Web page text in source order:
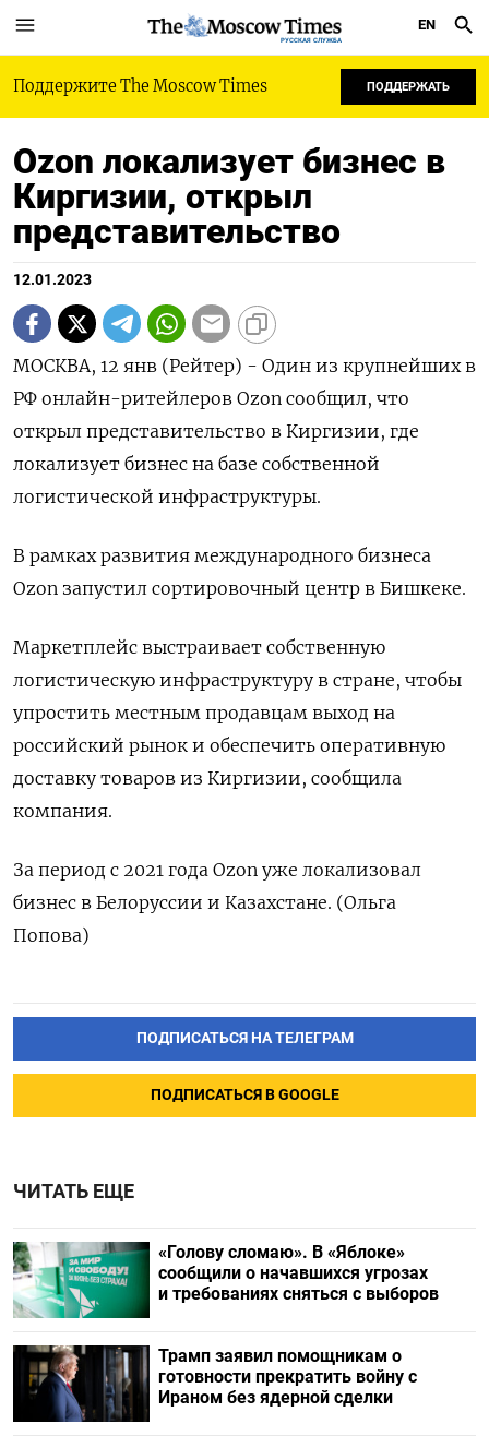
РУССКАЯ СЛУЖБА
EN
Поддержите The Moscow Times ПОДДЕРЖАТЬ
Ozon локализует бизнес в
Киргизии, открыл
представительство
12.01.2023
МОСКВА, 12 янв (Рейтер) - Один из крупнейших в
РФ онлайн-ритейлеров Ozon сообщил, что
открыл представительство в Киргизии, где
локализует бизнес на базе собственной
логистической инфраструктуры.
В рамках развития международного бизнеса
Ozon запустил сортировочный центр в Бишкеке.
Маркетплейс выстраивает собственную
логистическую инфраструктуру в стране, чтобы
упростить местным продавцам выход на
российский рынок и обеспечить оперативную
доставку товаров из Киргизии, сообщила
компания.
За период с 2021 года Ozon уже локализовал
бизнес в Белоруссии и Казахстане. (Ольга
Попова)
ПОДПИСАТЬСЯ НА ТЕЛЕГРАМ
ПОДПИСАТЬСЯ В GOOGLE
ЧИТАТЬ ЕЩЕ
«Голову сломаю». В «Яблоке»
сообщили о начавшихся угрозах
и требованиях сняться с выборов
Трамп заявил помощникам о
готовности прекратить войну с
Ираном без ядерной сделки